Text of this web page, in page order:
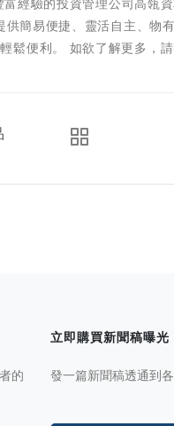
經驗的投資管理公司高瓴
簡易便捷、靈活自主、物
鬆便利。 如欲了解更多，
的
立即購買新聞稿曝光
發一篇新聞稿透通到